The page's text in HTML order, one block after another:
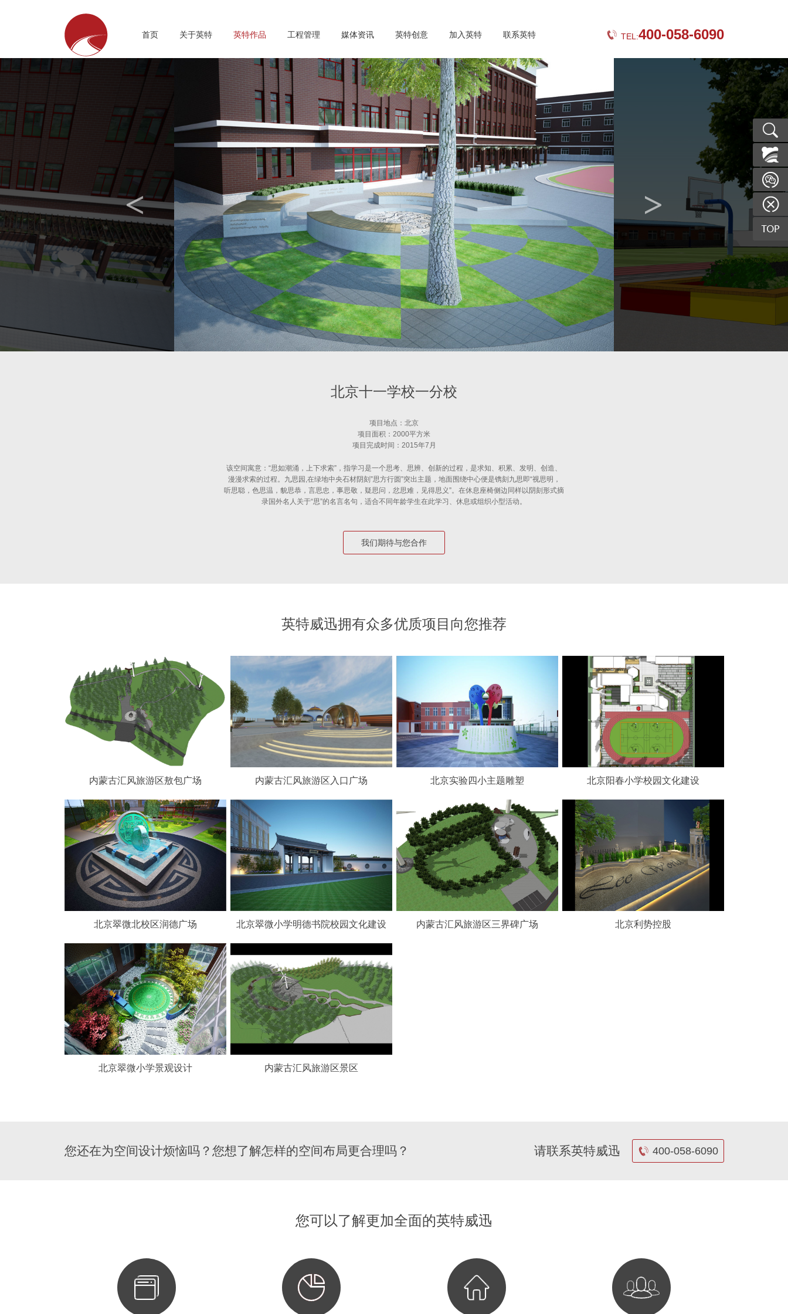
首页 关于英特 英特作品 工程管理 媒体资讯 英特创意 加入英特 联系英特 TEL:400-058-6090
< >
北京十一学校一分校
项目地点：北京
项目面积：2000平方米
项目完成时间：2015年7月
该空间寓意：“思如潮涌，上下求索”，指学习是一个思考、思辨、创新的过程，是求知、积累、发明、创造、
漫漫求索的过程。九思园,在绿地中央石材阴刻”思方行圆”突出主题，地面围绕中心便是镌刻九思即“视思明，
听思聪，色思温，貌思恭，言思忠，事思敬，疑思问，忿思难，见得思义”。在休息座椅侧边同样以阴刻形式摘
录国外名人关于“思”的名言名句，适合不同年龄学生在此学习、休息或组织小型活动。
我们期待与您合作
英特威迅拥有众多优质项目向您推荐
内蒙古汇风旅游区敖包广场 内蒙古汇风旅游区入口广场 北京实验四小主题雕塑 北京阳春小学校园文化建设
北京翠微北校区润德广场 北京翠微小学明德书院校园文化建设 内蒙古汇风旅游区三界碑广场 北京利势控股
北京翠微小学景观设计 内蒙古汇风旅游区景区
您还在为空间设计烦恼吗？您想了解怎样的空间布局更合理吗？ 请联系英特威迅 400-058-6090
您可以了解更加全面的英特威迅